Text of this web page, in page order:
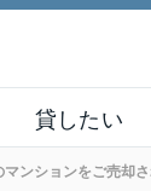
貸したい
マンションをご売却